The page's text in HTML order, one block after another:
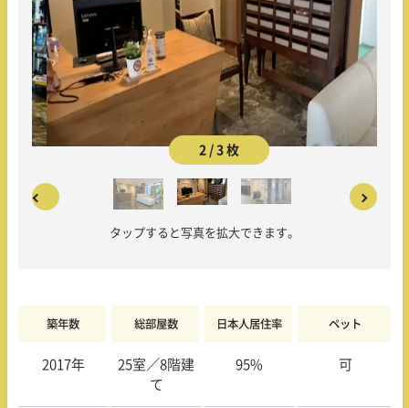
2 / 3 枚
タップすると写真を拡大できます。
築年数 総部屋数 日本人居住率 ペット
2017年
25室／8階建
て
95% 可